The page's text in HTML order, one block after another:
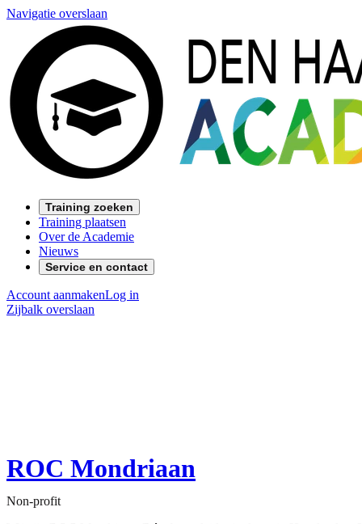
Navigatie overslaan
Training zoeken
Training plaatsen
Over de Academie
Nieuws
Service en contact
Account aanmakenLog in
Zijbalk overslaan
ROC Mondriaan
Non-profit